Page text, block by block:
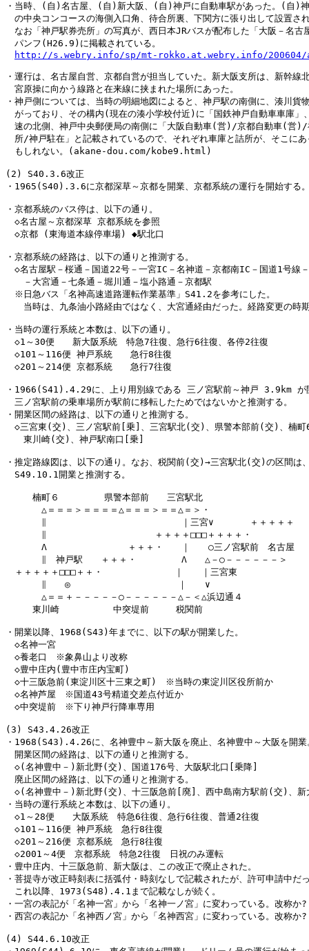
・当時、(自)名古屋、(自)新大阪、(自)神戸に自動車駅があった。(自)
の中央コンコースの海側入口角、待合所裏、下関方に張り出して設置さ
なお「神戸駅券売所」の写真が、西日本JRバスが配布した「大阪－名古
パンフ(H26.9)に掲載されている。
http://s.webry.info/sp/mt-rokko.at.webry.info/
・運行は、名古屋自営、京都自営が担当していた。新大阪支所は、新幹線
宮原操に向かう線路と在来線に挟まれた場所にあった。
・神戸側については、当時の明細地図によると、神戸駅の南側に、湊川貨
がっており、その構内(現在の湊小学校付近)に「国鉄神戸自動車車庫」
速の北側、神戸中央郵便局の南側に「大阪自動車(営)/京都自動車(営)/
所/神戸駐在」と記載されているので、それぞれ車庫と詰所が、そこにあ
もしれない。(akane-dou.com/kobe9.html)
(2) S40.3.6改正
・1965(S40).3.6に京都深草～京都を開業、京都系統の運行を開始する
・京都系統のバス停は、以下の通り。
◇名古屋～京都深草 京都系統を参照
◇京都 (東海道本線停車場) ◆駅北口
・京都系統の経路は、以下の通りと推測する。
◇名古屋駅－桜通－国道22号－一宮IC－名神道－京都南IC－国道1号線
－大宮通－七条通－堀川通－塩小路通－京都駅
※日急バス「名神高速道路運転作業基準」S41.2を参考にした。
当時は、九条油小路経由ではなく、大宮通経由だった。経路変更の時
・当時の運行系統と本数は、以下の通り。
◇1～30便　　新大阪系統　特急7往復、急行6往復、各停2往復
◇101～116便 神戸系統　　急行8往復
◇201～214便 京都系統　　急行7往復
・1966(S41).4.29に、上り用別線である 三ノ宮駅前～神戸 3.9km が
三ノ宮駅前の乗車場所が駅前に移転したためではないかと推測する。
・開業区間の経路は、以下の通りと推測する。
◇三宮東(交)、三ノ宮駅前[乗]、三宮駅北(交)、県警本部前(交)、楠
東川崎(交)、神戸駅南口[乗]
・推定路線図は、以下の通り。なお、税関前(交)→三宮駅北(交)の区間は
S49.10.1開業と推測する。
楠町６　　　　　県警本部前　　三宮駅北
△＝＝＝＞＝＝＝＝△＝＝＝＞＝＝△＝＞・
∥　　　　　　　　　　　　　　　｜三宮∨　　　　＋＋＋＋＋
∥　　　　　　　　　　　　＋＋＋＋□□□＋＋＋＋・
Λ　　　　　　　　　＋＋＋・　　｜　　○三ノ宮駅前　名古屋
∥　神戸駅　　＋＋＋・　　　　　Λ　　△－○－－－－－－＞
＋＋＋＋＋□□□＋＋・　　　　　　　　｜　　｜三宮東
∥　　◎　　　　　　　　　　　　｜　　∨
△＝＝＋－－－－－○－－－－－－△－＜△浜辺通４
東川崎　　　　　　中突堤前　　　税関前
・開業以降、1968(S43)年までに、以下の駅が開業した。
◇名神一宮
◇養老口　※象鼻山より改称
◇豊中庄内(豊中市庄内宝町)
◇十三阪急前(東淀川区十三東之町)　※当時の東淀川区役所前か
◇名神芦屋　※国道43号精道交差点付近か
◇中突堤前　※下り神戸行降車専用
(3) S43.4.26改正
・1968(S43).4.26に、名神豊中～新大阪を廃止、名神豊中～大阪を開業
開業区間の経路は、以下の通りと推測する。
◇(名神豊中－)新北野(交)、国道176号、大阪駅北口[乗降]
廃止区間の経路は、以下の通りと推測する。
◇(名神豊中－)新北野(交)、十三阪急前[廃]、西中島南方駅前(交)、
・当時の運行系統と本数は、以下の通り。
◇1～28便　　大阪系統　特急6往復、急行6往復、普通2往復
◇101～116便 神戸系統　急行8往復
◇201～216便 京都系統　急行8往復
◇2001～4便　京都系統　特急2往復　日祝のみ運転
・豊中庄内、十三阪急前、新大阪は、この改正で廃止された。
・菩提寺が改正時刻表に括弧付・時刻なしで記載されたが、許可申請中だ
これ以降、1973(S48).4.1まで記載なしが続く。
・一宮の表記が「名神一宮」から「名神一ノ宮」に変わっている。改称か?
・西宮の表記か「名神西ノ宮」から「名神西宮」に変わっている。改称か?
(4) S44.6.10改正